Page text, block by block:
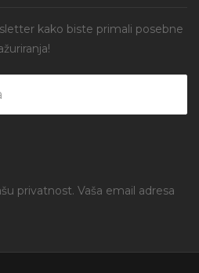
kako biste primali posebne
privatnost. Vaša email adresa